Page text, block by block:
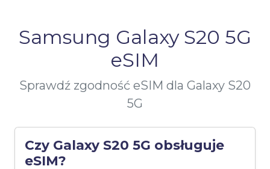
Samsung Galaxy S20 5G
eSIM
Sprawdź zgodność eSIM dla Galaxy S20
5G
Czy Galaxy S20 5G obsługuje
eSIM?